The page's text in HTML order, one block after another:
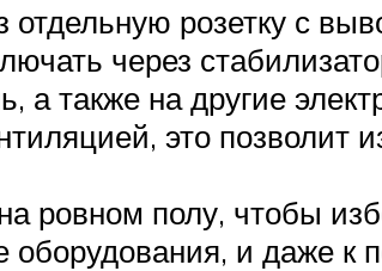
розетку с
через
а также на другие
это позволит
ровном полу, чтобы
оборудования, и даже к